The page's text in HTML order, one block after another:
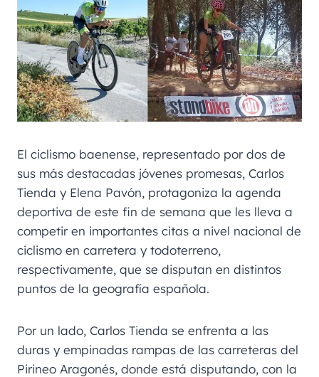
El ciclismo baenense, representado por dos de
sus más destacadas jóvenes promesas, Carlos
Tienda y Elena Pavón, protagoniza la agenda
deportiva de este fin de semana que les lleva a
competir en importantes citas a nivel nacional de
ciclismo en carretera y todoterreno,
respectivamente, que se disputan en distintos
puntos de la geografía española.
Por un lado, Carlos Tienda se enfrenta a las
duras y empinadas rampas de las carreteras del
Pirineo Aragonés, donde está disputando, con la